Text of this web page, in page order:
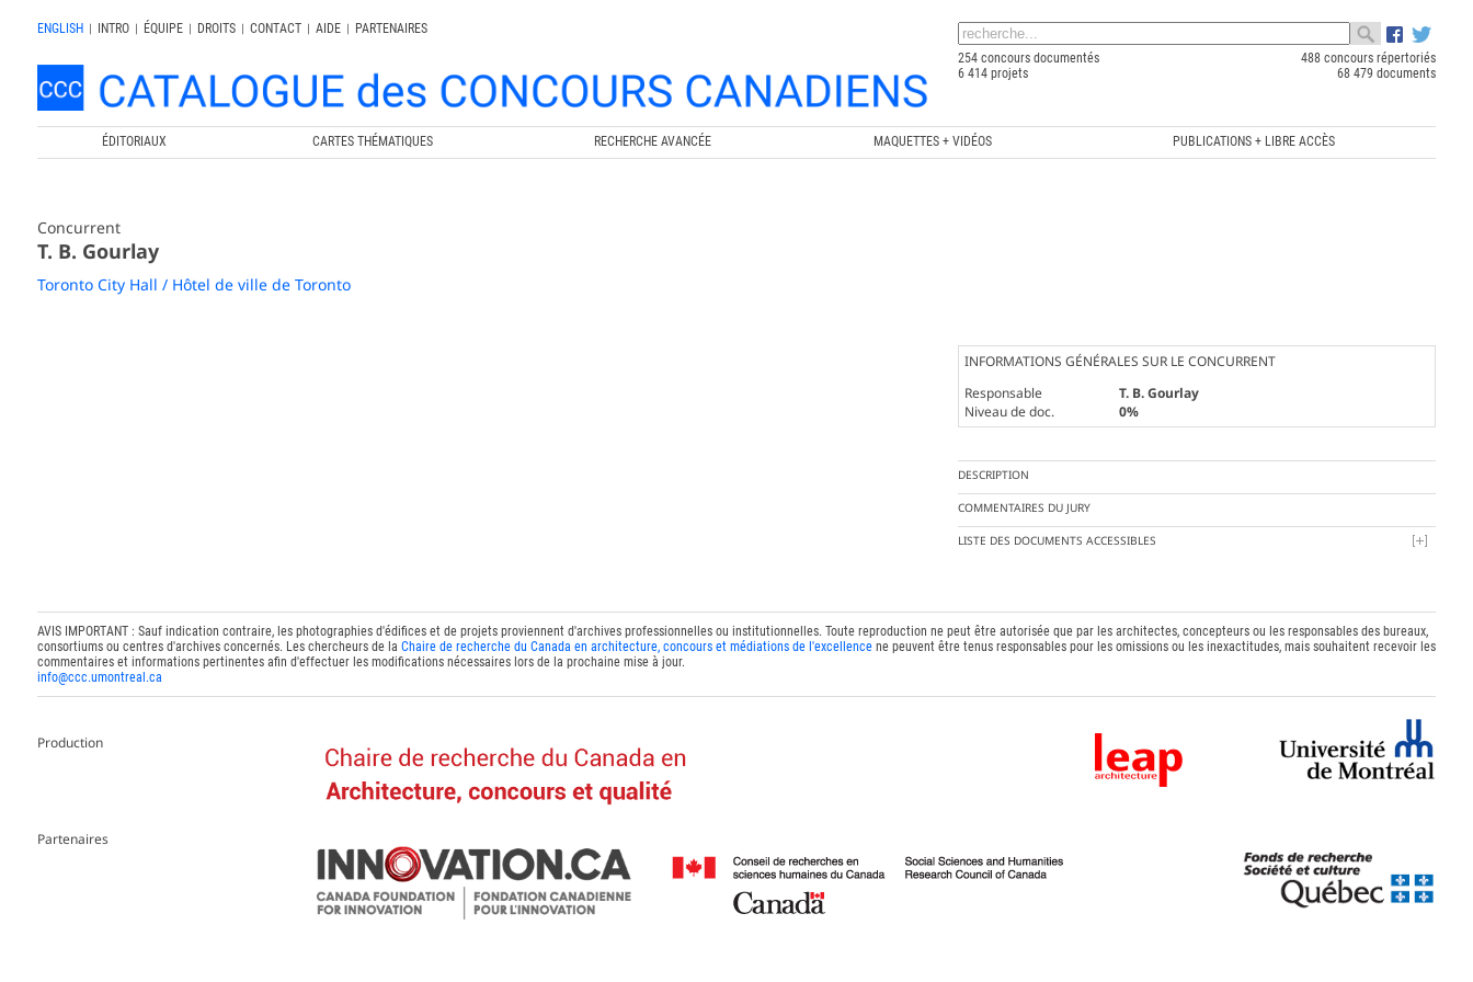
ENGLISH | INTRO | ÉQUIPE | DROITS | CONTACT | AIDE |
PARTENAIRES
254 concours documentés
488 concours répertoriés
6 414 projets
68 479 documents
ÉDITORIAUX CARTES THÉMATIQUES RECHERCHE AVANCÉE MAQUETTES + VIDÉOS PUBLICATIONS + LIBRE ACCÈS
Concurrent
T. B. Gourlay
Toronto City Hall / Hôtel de ville de Toronto
INFORMATIONS GÉNÉRALES SUR LE CONCURRENT
Responsable
T. B. Gourlay
Niveau de doc.
0%
DESCRIPTION
COMMENTAIRES DU JURY
LISTE DES DOCUMENTS ACCESSIBLES
AVIS IMPORTANT : Sauf indication contraire, les photographies d'édifices et de projets proviennent d'archives professionnelles ou institutionnelles. Toute reproduction ne peut être autorisée que par les architectes, concepteurs ou les responsables des bureaux,
consortiums ou centres d'archives concernés. Les chercheurs de la Chaire de recherche du Canada en architecture, concours et médiations de l'excellencene peuvent être tenus responsables pour les omissions ou les inexactitudes, mais souhaitent recevoir les
commentaires et informations pertinentes afin d'effectuer les modifications nécessaires lors de la prochaine mise à jour.
info@ccc.umontreal.ca
Production
Partenaires